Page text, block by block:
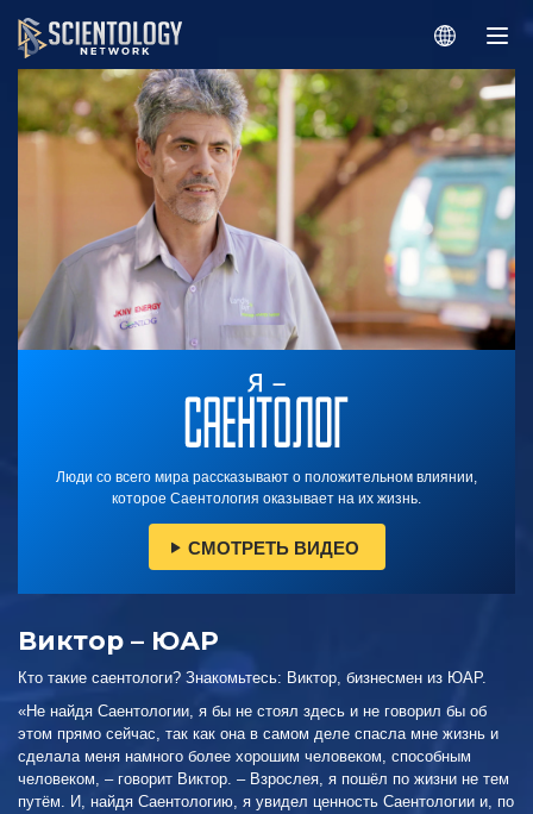
Люди со всего мира рассказывают о положительном влиянии,
которое Саентология оказывает на их жизнь.
СМОТРЕТЬ ВИДЕО
Виктор – ЮАР
Кто такие саентологи? Знакомьтесь: Виктор, бизнесмен из ЮАР.
«Не найдя Саентологии, я бы не стоял здесь и не говорил бы об
этом прямо сейчас, так как она в самом деле спасла мне жизнь и
сделала меня намного более хорошим человеком, способным
человеком, – говорит Виктор. – Взрослея, я пошёл по жизни не тем
путём. И, найдя Саентологию, я увидел ценность Саентологии и, по